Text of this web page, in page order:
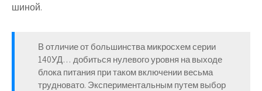
шиной.
В отличие от большинства микросхем серии
140УД… добиться нулевого уровня на выходе
блока питания при таком включении весьма
трудновато. Экспериментальным путем выбор